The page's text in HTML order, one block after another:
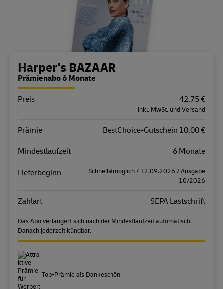
Bestellübersicht
Harper's BAZAAR
Prämienabo 6 Monate
Eigenschaft
Preis 42,75 €
inkl. MwSt. und Versand
Prämie BestChoice-Gutschein 10,00 €
Mindestlaufzeit 6 Monate
Lieferbeginn
Schnellstmöglich / 12.09.2026 / Ausgabe
10/2026
Zahlart SEPA Lastschrift
Das Abo verlängert sich nach der Mindestlaufzeit automatisch.
Danach jederzeit kündbar.
Top-Prämie als Dankeschön